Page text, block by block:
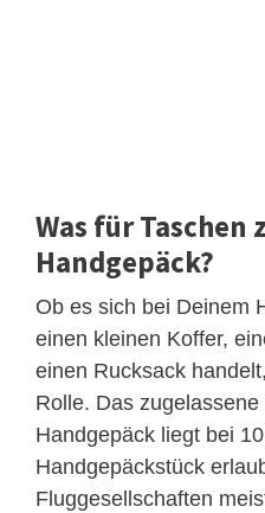
Was für Taschen
Handgepäck?
Ob es sich bei Deinem
einen kleinen Koffer,
einen Rucksack
Rolle. Das
Handgepäck liegt bei
Handgepäckstück
Fluggesellschaften